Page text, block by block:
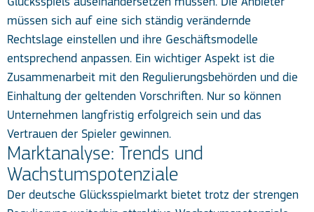
müssen sich auf eine sich ständig verändernde
Rechtslage einstellen und ihre Geschäftsmodelle
entsprechend anpassen. Ein wichtiger Aspekt ist die
Zusammenarbeit mit den Regulierungsbehörden und die
Einhaltung der geltenden Vorschriften. Nur so können
Unternehmen langfristig erfolgreich sein und das
Vertrauen der Spieler gewinnen.
Marktanalyse: Trends und
Wachstumspotenziale
Der deutsche Glücksspielmarkt bietet trotz der strengen